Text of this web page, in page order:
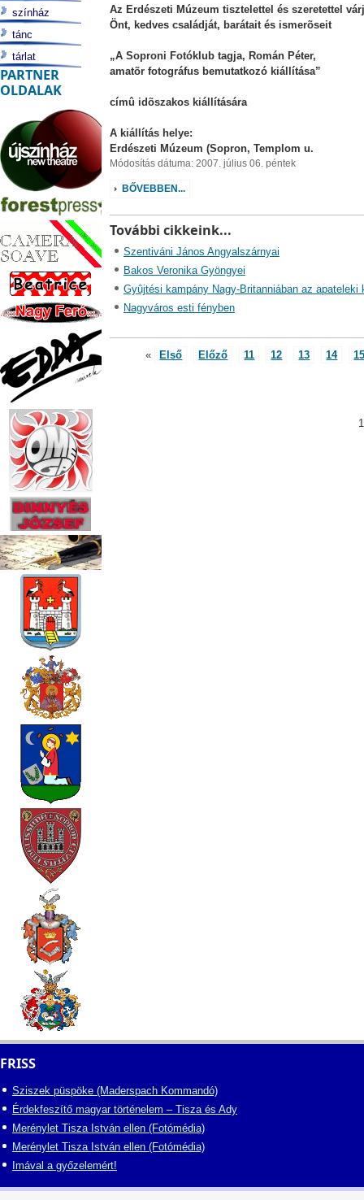
Az Erdészeti Múzeum tisztelettel és szeretettel
Önt, kedves családját, barátait és ismerõseit
„A Soproni Fotóklub tagja, Román Péter,
amatõr fotográfus bemutatkozó kiállítása”
címû idõszakos kiállítására
A kiállítás helye:
Erdészeti Múzeum (Sopron, Templom u.
Módosítás dátuma: 2007. július 06. péntek
BŐVEBBEN...
További cikkeink...
Szentiváni János Angyalszárnyai
Bakos Veronika Gyöngyei
Gyûjtési kampány Nagy-Britanniában az apateleki
Nagyváros esti fényben
« Első Előző 11 12 13 14
színház
tánc
tárlat
PARTNER
OLDALAK
FRISS
Sziszek püspöke (Maderspach Kommandó)
Érdekfeszítő magyar történelem – Tisza és Ady
Merénylet Tisza István ellen (Fotómédia)
Merénylet Tisza István ellen (Fotómédia)
Imával a győzelemért!